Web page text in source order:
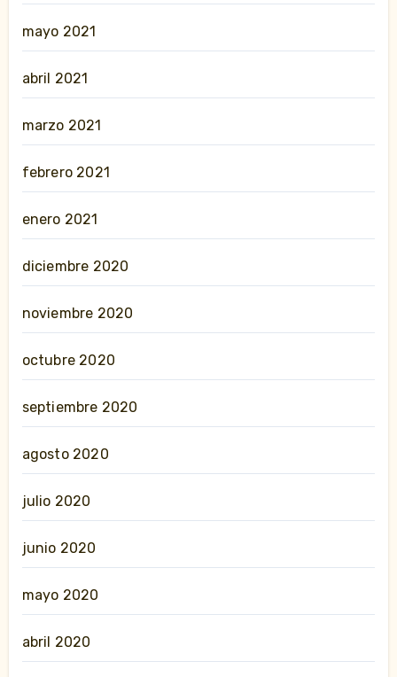
mayo 2021
abril 2021
marzo 2021
febrero 2021
enero 2021
diciembre 2020
noviembre 2020
octubre 2020
septiembre 2020
agosto 2020
julio 2020
junio 2020
mayo 2020
abril 2020